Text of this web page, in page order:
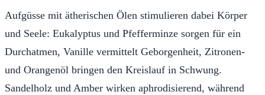
Aufgüsse mit ätherischen Ölen stimulieren dabei Körper
und Seele: Eukalyptus und Pfefferminze sorgen für ein
Durchatmen, Vanille vermittelt Geborgenheit, Zitronen-
und Orangenöl bringen den Kreislauf in Schwung.
Sandelholz und Amber wirken aphrodisierend, während